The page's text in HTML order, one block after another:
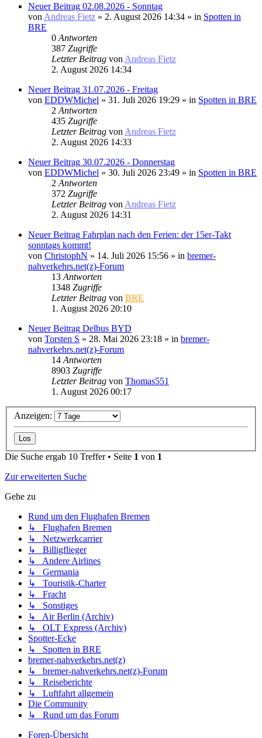
Neuer Beitrag 02.08.2026 - Sonntag
von Andreas Fietz » 2. August 2026 14:34 » in Spotten in
BRE
0 Antworten
387 Zugriffe
Letzter Beitrag von Andreas Fietz
2. August 2026 14:34
Neuer Beitrag 31.07.2026 - Freitag
von EDDWMichel » 31. Juli 2026 19:29 » in Spotten in BRE
2 Antworten
435 Zugriffe
Letzter Beitrag von Andreas Fietz
2. August 2026 14:33
Neuer Beitrag 30.07.2026 - Donnerstag
von EDDWMichel » 30. Juli 2026 23:49 » in Spotten in BRE
2 Antworten
372 Zugriffe
Letzter Beitrag von Andreas Fietz
2. August 2026 14:31
Neuer Beitrag Fahrplan nach den Ferien: der 15er-Takt
sonntags kommt!
von ChristophN » 14. Juli 2026 15:56 » in bremer-
nahverkehrs.net(z)-Forum
13 Antworten
1348 Zugriffe
Letzter Beitrag von BRE
1. August 2026 20:10
Neuer Beitrag Delbus BYD
von Torsten S » 28. Mai 2026 23:18 » in bremer-
nahverkehrs.net(z)-Forum
14 Antworten
8903 Zugriffe
Letzter Beitrag von Thomas551
1. August 2026 00:17
Anzeigen:
Die Suche ergab 10 Treffer • Seite 1 von 1
Zur erweiterten Suche
Gehe zu
Rund um den Flughafen Bremen
↳ Flughafen Bremen
↳ Netzwerkcarrier
↳ Billigflieger
↳ Andere Airlines
↳ Germania
↳ Touristik-Charter
↳ Fracht
↳ Sonstiges
↳ Air Berlin (Archiv)
↳ OLT Express (Archiv)
Spotter-Ecke
↳ Spotten in BRE
bremer-nahverkehrs.net(z)
↳ bremer-nahverkehrs.net(z)-Forum
↳ Reiseberichte
↳ Luftfahrt allgemein
Die Community
↳ Rund um das Forum
Foren-Übersicht